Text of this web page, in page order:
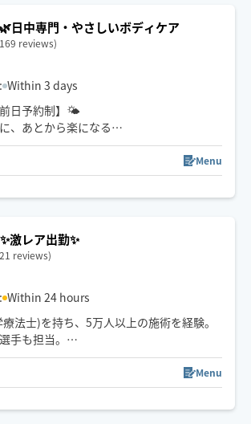
日中専門・やさしいボディケア
reviews)
Within 3 days
前日予約制】🌤
、あとから楽になる
です😌
減で体の状態を見ながら
流れを促し疲労をリフレッシュ✨
にもやさしくアプローチします🌿
の施術経験を経て
中心に出張対応🚗
／🐶🐱ペットのいるご自宅OK
日予約制📅
Menu
激レア出勤✨
reviews)
Within 24 hours
法士)を持ち、5万人以上の施術を経験。
手も担当。
一人ひとりに合わせた施術で「また受け
Menu